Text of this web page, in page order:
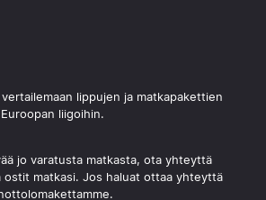
lippujen ja matkapakettien
liigoihin.
jo varatusta matkasta, ota yhteyttä
ostit matkasi. Jos haluat ottaa yhteyttä